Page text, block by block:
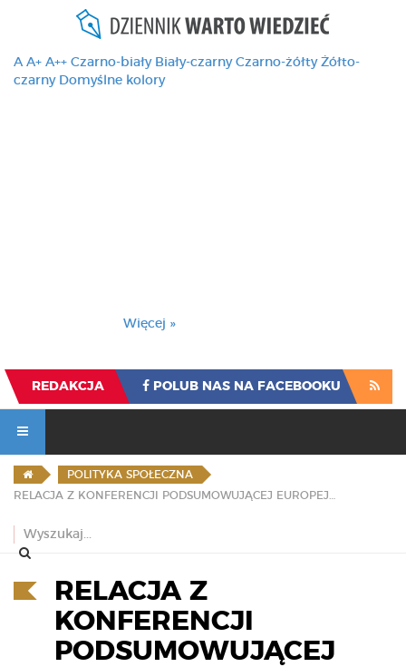
A A+ A++ Czarno-biały Biały-czarny Czarno-żółty Żółto-
czarny Domyślne kolory
Więcej »
REDAKCJA POLUB NAS NA FACEBOOKU
POLITYKA SPOŁECZNA
RELACJA Z
KONFERENCJI
PODSUMOWUJĄCEJ